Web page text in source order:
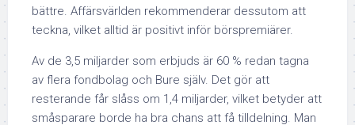
bättre. Affärsvärlden rekommenderar dessutom att
teckna, vilket alltid är positivt inför börspremiärer.
Av de 3,5 miljarder som erbjuds är 60 % redan tagna
av flera fondbolag och Bure själv. Det gör att
resterande får slåss om 1,4 miljarder, vilket betyder att
småsparare borde ha bra chans att få tilldelning. Man